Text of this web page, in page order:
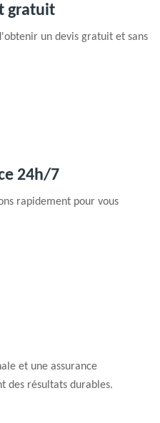
gratuit
un devis gratuit et sans
24h/7
rapidement pour vous
et une assurance
des résultats durables.